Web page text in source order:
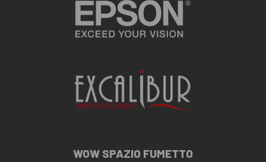
WOW SPAZIO FUMETTO